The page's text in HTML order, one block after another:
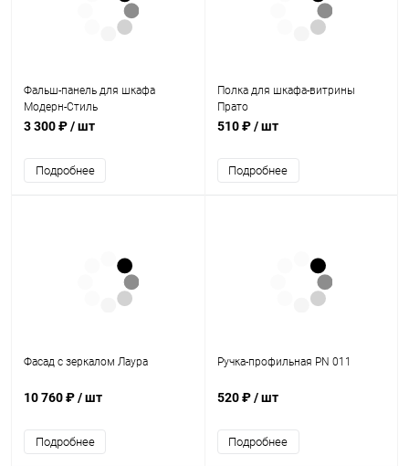
Фальш-панель для шкафа
Модерн-Стиль
3 300 ₽/ шт
Подробнее
Полка для шкафа-витрины
Прато
510 ₽/ шт
Подробнее
Фасад с зеркалом Лаура
10 760 ₽/ шт
Подробнее
Ручка-профильная PN 011
520 ₽/ шт
Подробнее